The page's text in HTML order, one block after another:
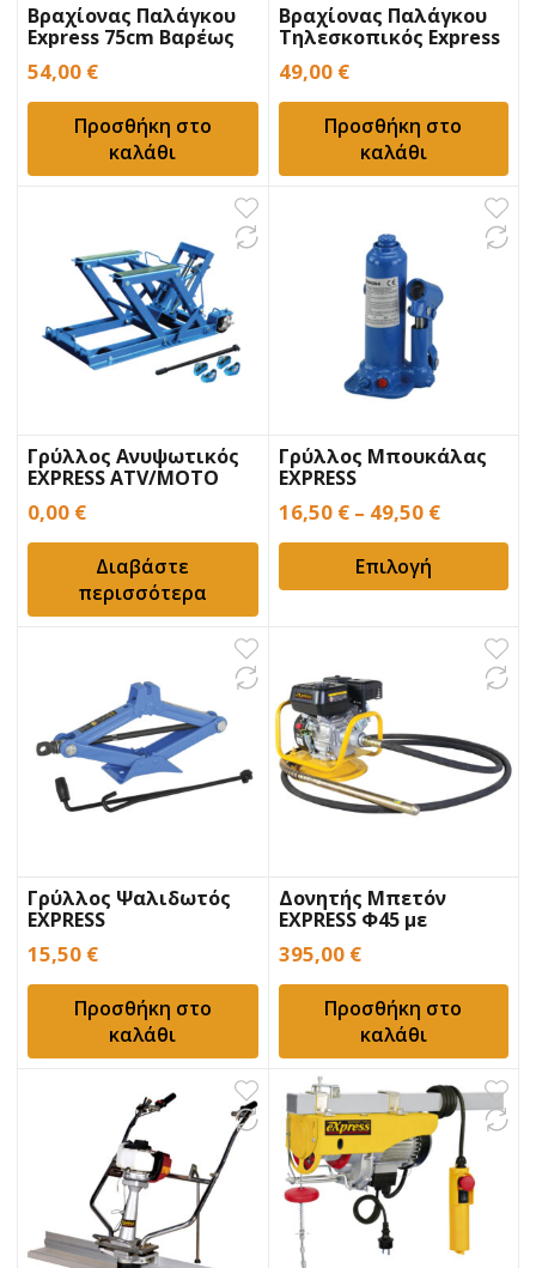
Βραχίονας Παλάγκου
Express 75cm Βαρέως
Τύπου
54,00 €
Προσθήκη στο
καλάθι
Βραχίονας Παλάγκου
Τηλεσκοπικός Express
75-110cm
49,00 €
Προσθήκη στο
καλάθι
Γρύλλος Ανυψωτικός
EXPRESS ATV/MOTO
0,00 €
Διαβάστε
περισσότερα
Γρύλλος Μπουκάλας
EXPRESS
16,50 €– 49,50 €
Επιλογή
Γρύλλος Ψαλιδωτός
EXPRESS
15,50 €
Προσθήκη στο
καλάθι
Δονητής Μπετόν
EXPRESS Φ45 με
μαρκούτσι
395,00 €
Προσθήκη στο
καλάθι